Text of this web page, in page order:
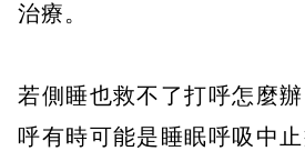
治療。
若側睡也救不了打呼怎麼
呼有時可能是睡眠呼吸中止